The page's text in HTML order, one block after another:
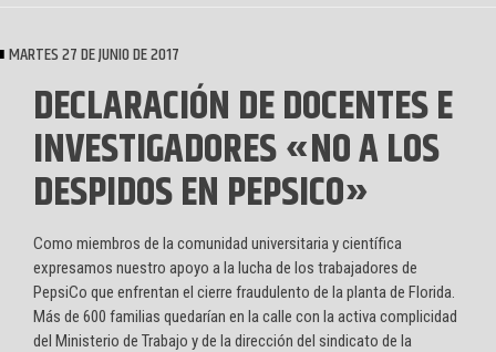
MARTES 27 DE JUNIO DE 2017
DECLARACIÓN DE DOCENTES E
INVESTIGADORES «NO A LOS
DESPIDOS EN PEPSICO»
Como miembros de la comunidad universitaria y científica
expresamos nuestro apoyo a la lucha de los trabajadores de
PepsiCo que enfrentan el cierre fraudulento de la planta de Florida.
Más de 600 familias quedarían en la calle con la activa complicidad
del Ministerio de Trabajo y de la dirección del sindicato de la